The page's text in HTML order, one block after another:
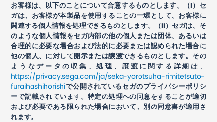
お客様は、以下のことについて合意するものとします。（I）セ
ガは、お客様が本製品を使用することの一環として、お客様に
関連する個人情報を処理できるものとします。（II）セガは、そ
のような個人情報をセガ内部の他の個人または団体、あるいは
合理的に必要な場合および法的に必要または認められた場合に
他の個人、に対して開示または譲渡できるものとします。その
ようなデータの収集、処理、譲渡に関する詳細は、
https://privacy.sega.com/ja/seka-yorotsuha-rimitetsuto-
furaihashihorishiで公開されているセガのプライバシーポリシ
ーで記載されています。特定の処理への同意をすることが適切
および必要である限られた場合において、別の同意書が適用さ
れます。